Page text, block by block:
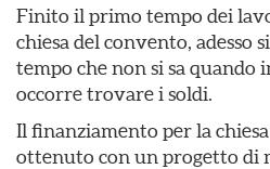
Finito il primo tempo dei
chiesa del convento, adesso
tempo che non si sa quando
occorre trovare i soldi.
Il finanziamento per la
ottenuto con un progetto di